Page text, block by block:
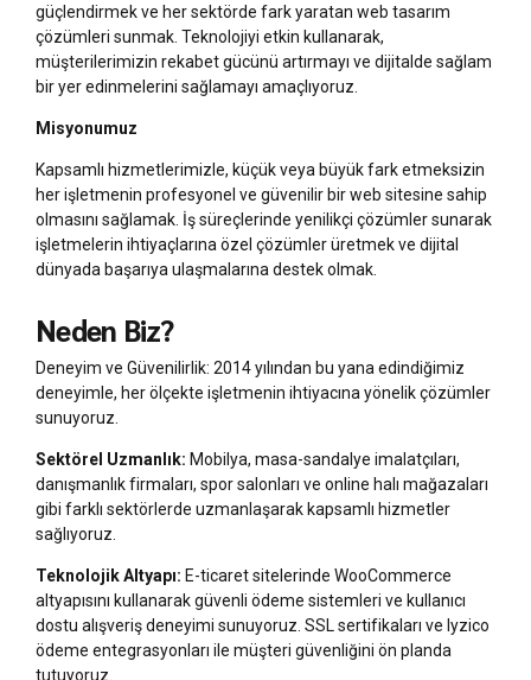
güçlendirmek ve her sektörde fark yaratan web tasarım
çözümleri sunmak. Teknolojiyi etkin kullanarak,
müşterilerimizin rekabet gücünü artırmayı ve dijitalde sağlam
bir yer edinmelerini sağlamayı amaçlıyoruz.
Misyonumuz
Kapsamlı hizmetlerimizle, küçük veya büyük fark etmeksizin
her işletmenin profesyonel ve güvenilir bir web sitesine sahip
olmasını sağlamak. İş süreçlerinde yenilikçi çözümler sunarak
işletmelerin ihtiyaçlarına özel çözümler üretmek ve dijital
dünyada başarıya ulaşmalarına destek olmak.
Neden Biz?
Deneyim ve Güvenilirlik: 2014 yılından bu yana edindiğimiz
deneyimle, her ölçekte işletmenin ihtiyacına yönelik çözümler
sunuyoruz.
Sektörel Uzmanlık: Mobilya, masa-sandalye imalatçıları,
danışmanlık firmaları, spor salonları ve online halı mağazaları
gibi farklı sektörlerde uzmanlaşarak kapsamlı hizmetler
sağlıyoruz.
Teknolojik Altyapı: E-ticaret sitelerinde WooCommerce
altyapısını kullanarak güvenli ödeme sistemleri ve kullanıcı
dostu alışveriş deneyimi sunuyoruz. SSL sertifikaları ve Iyzico
ödeme entegrasyonları ile müşteri güvenliğini ön planda
tutuyoruz.